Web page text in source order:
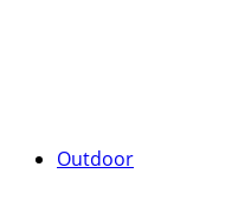
Outdoor